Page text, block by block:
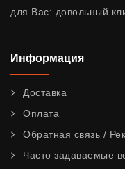
для Вас: довольный
Информация
Доставка
Оплата
Обратная связь /
Часто задаваемые